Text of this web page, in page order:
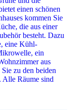
einen schönen
kommen Sie
die aus einer
besteht. Dazu
eine Kühl-
ein
aus
zu den beiden
Alle Räume sind